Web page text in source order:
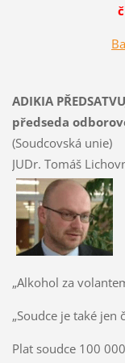
ADIKIA
předseda
(Soudcovská unie)
JUDr. Tomáš
„Alkohol za
„Soudce je také jen
Plat soudce 100